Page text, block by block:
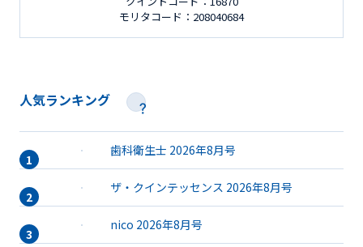
モリタコード：208040684
人気ランキング
歯科衛生士 2026年8月号
ザ・クインテッセンス 2026年8月号
nico 2026年8月号